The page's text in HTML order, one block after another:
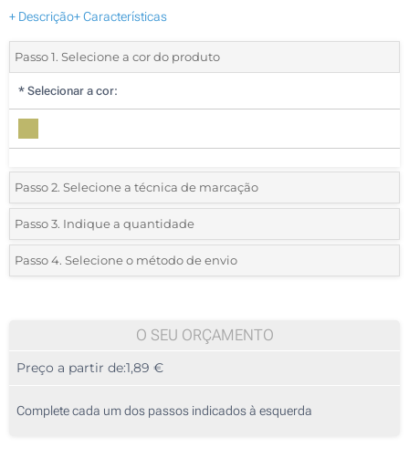
+ Descrição+ Características
Passo 1. Selecione a cor do produto
* Selecionar a cor:
Passo 2. Selecione a técnica de marcação
*Selecione o tipo de marcação e as cores do logotipo:
1 Cor (Num lado)
Transferência digital a cores (Num lado)
Passo 3. Indique a quantidade
*Quantidade mínima:25
50
125
Passo 4. Selecione o método de envio
O SEU ORÇAMENTO
Preço a partir de:1,89 €
Complete cada um dos passos indicados à esquerda